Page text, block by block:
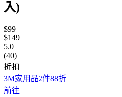
入)
$99
$149
5.0
(40)
折扣
3M家用品2件88折
前往